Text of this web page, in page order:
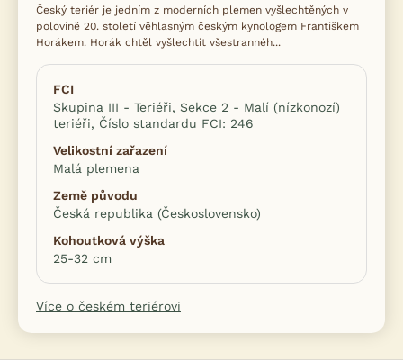
Český teriér je jedním z moderních plemen vyšlechtěných v
polovině 20. století věhlasným českým kynologem Františkem
Horákem. Horák chtěl vyšlechtit všestrannéh...
FCI
Skupina III - Teriéři, Sekce 2 - Malí (nízkonozí)
teriéři, Číslo standardu FCI: 246
Velikostní zařazení
Malá plemena
Země původu
Česká republika (Československo)
Kohoutková výška
25-32 cm
Více o českém teriérovi